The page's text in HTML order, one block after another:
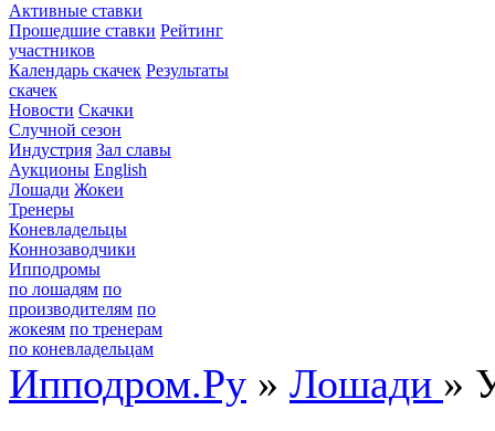
Активные ставки
Прошедшие ставки Рейтинг
участников
Календарь скачек Результаты
скачек
Новости Скачки
Случной сезон
Индустрия Зал славы
Аукционы English
Лошади Жокеи
Тренеры
Коневладельцы
Коннозаводчики
Ипподромы
по лошадям по
производителям по
жокеям по тренерам
по коневладельцам
Ипподром.Ру » Лошади »